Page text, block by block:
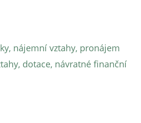
nájemní vztahy, pronájem
dotace, návratné finanční